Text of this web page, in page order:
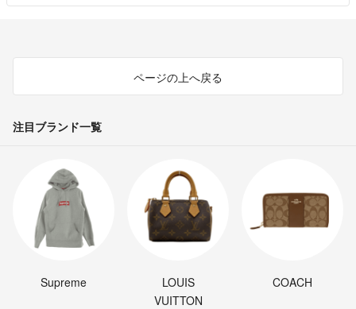
ページの上へ戻る
注目ブランド一覧
Supreme
LOUIS
VUITTON
COACH